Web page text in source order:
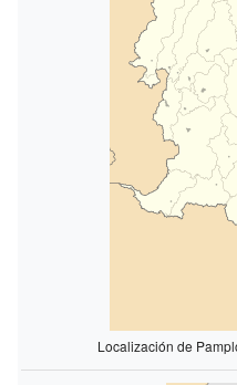
Localización de